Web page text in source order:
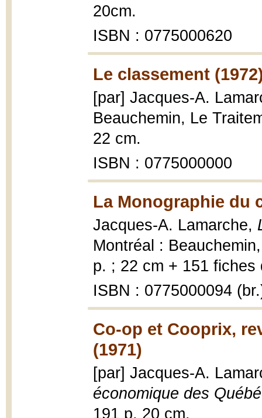
20cm.
ISBN : 0775000620
Le classement
[par] Jacques-A.
Beauchemin, Le
22 cm.
ISBN : 0775000000
La Monographie du
Jacques-A. Lamarche,
Montréal :
p. ; 22 cm + 151 fiches
ISBN : 0775000094
Co-op et Cooprix,
(1971)
[par] Jacques-A.
économique des
191 p. 20 cm.